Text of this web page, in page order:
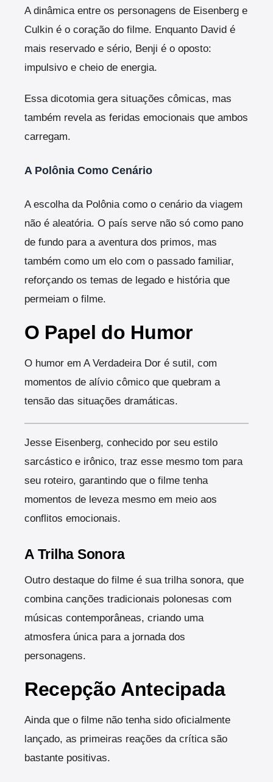
A dinâmica entre os personagens de Eisenberg e
Culkin é o coração do filme. Enquanto David é
mais reservado e sério, Benji é o oposto:
impulsivo e cheio de energia.
Essa dicotomia gera situações cômicas, mas
também revela as feridas emocionais que ambos
carregam.
A Polônia Como Cenário
A escolha da Polônia como o cenário da viagem
não é aleatória. O país serve não só como pano
de fundo para a aventura dos primos, mas
também como um elo com o passado familiar,
reforçando os temas de legado e história que
permeiam o filme.
O Papel do Humor
O humor em A Verdadeira Dor é sutil, com
momentos de alívio cômico que quebram a
tensão das situações dramáticas.
Jesse Eisenberg, conhecido por seu estilo
sarcástico e irônico, traz esse mesmo tom para
seu roteiro, garantindo que o filme tenha
momentos de leveza mesmo em meio aos
conflitos emocionais.
A Trilha Sonora
Outro destaque do filme é sua trilha sonora, que
combina canções tradicionais polonesas com
músicas contemporâneas, criando uma
atmosfera única para a jornada dos
personagens.
Recepção Antecipada
Ainda que o filme não tenha sido oficialmente
lançado, as primeiras reações da crítica são
bastante positivas.